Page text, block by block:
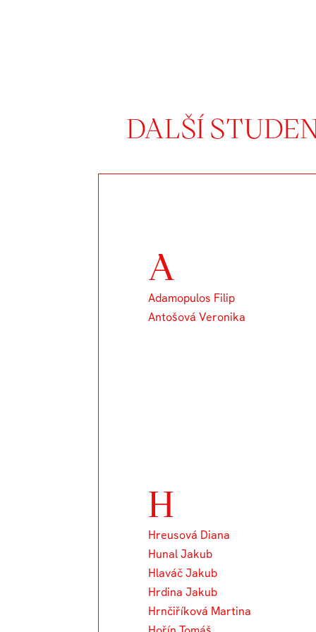
DALŠÍ
A
Adamopulos Filip
Antošová Veronika
H
Hreusová Diana
Hunal Jakub
Hlaváč Jakub
Hrdina Jakub
Hrnčiříková Martina